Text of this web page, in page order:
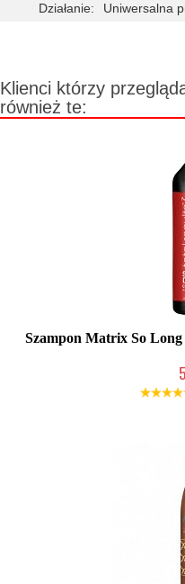
Działanie:
Uniwersalna
Klienci którzy
również te:
Szampon Matrix So